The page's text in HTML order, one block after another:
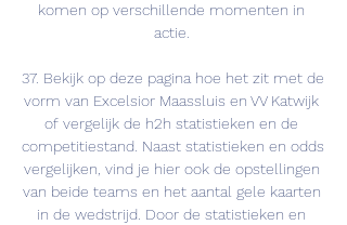
komen op verschillende momenten in
actie.
37. Bekijk op deze pagina hoe het zit met de
vorm van Excelsior Maassluis en VV Katwijk
of vergelijk de h2h statistieken en de
competitiestand. Naast statistieken en odds
vergelijken, vind je hier ook de opstellingen
van beide teams en het aantal gele kaarten
in de wedstrijd. Door de statistieken en